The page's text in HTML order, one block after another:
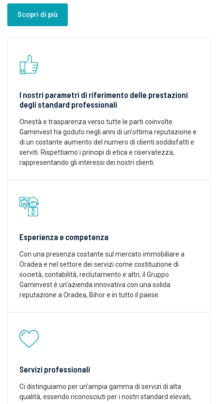
Scopri di più
I nostri parametri di riferimento delle prestazioni
degli standard professionali
Onestà e trasparenza verso tutte le parti coinvolte.
Gaminvest ha goduto negli anni di un'ottima reputazione e
di un costante aumento del numero di clienti soddisfatti e
serviti. Rispettiamo i principi di etica e riservatezza,
rappresentando gli interessi dei nostri clienti.
Esperienza e competenza
Con una presenza costante sul mercato immobiliare a
Oradea e nel settore dei servizi come costituzione di
società, contabilità, reclutamento e altri, il Gruppo
Gaminvest è un'azienda innovativa con una solida
reputazione a Oradea, Bihor e in tutto il paese.
Servizi professionali
Ci distinguiamo per un'ampia gamma di servizi di alta
qualità, essendo riconosciuti per i nostri standard elevati,